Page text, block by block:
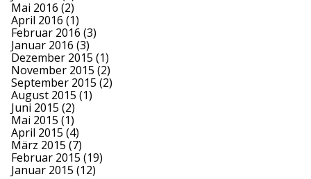
Mai 2016 (2)
April 2016 (1)
Februar 2016 (3)
Januar 2016 (3)
Dezember 2015 (1)
November 2015 (2)
September 2015 (2)
August 2015 (1)
Juni 2015 (2)
Mai 2015 (1)
April 2015 (4)
März 2015 (7)
Februar 2015 (19)
Januar 2015 (12)